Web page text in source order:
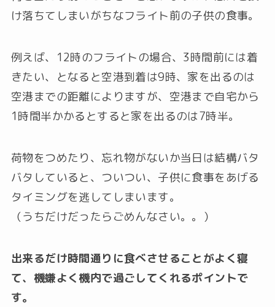
け落ちてしまいがちなフライト前の子供の食事。
例えば、12時のフライトの場合、3時間前には着
きたい、となると空港到着は9時、家を出るのは
空港までの距離によりますが、空港まで自宅から
1時間半かかるとすると家を出るのは7時半。
荷物をつめたり、忘れ物がないか当日は結構バタ
バタしていると、ついつい、子供に食事をあげる
タイミングを逃してしまいます。
（うちだけだったらごめんなさい。。）
出来るだけ時間通りに食べさせることがよく寝
て、機嫌よく機内で過ごしてくれるポイントで
す。